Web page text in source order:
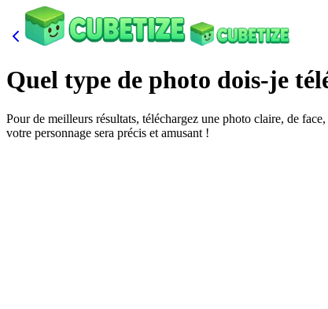
Quel type de photo dois-je
Pour de meilleurs résultats, téléchargez une photo claire, de
votre personnage sera précis et amusant !